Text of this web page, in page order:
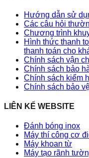
Hướng dẫn sử
Các câu hỏi
Chương trình
Hình thức thanh
thanh toán cho
Chính sách vận
Chính sách bảo
Chính sách kiểm
Chính sách bảo
LIÊN KẾ WEBSITE
Đánh bóng inox
Máy thí công cơ
Máy khoan từ
Máy tạo rãnh